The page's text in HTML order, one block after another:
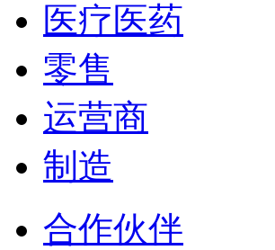
医疗医药
零售
运营商
制造
合作伙伴